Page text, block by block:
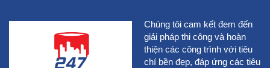
Chúng tôi cam kết đem đến
giải pháp thi công và hoàn
thiện các công trình với tiêu
chí bền đẹp, đáp ứng các tiêu